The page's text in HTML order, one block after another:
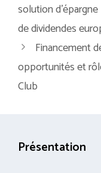
solution
de dividendes
Financement
opportunités et
Club
Présentation